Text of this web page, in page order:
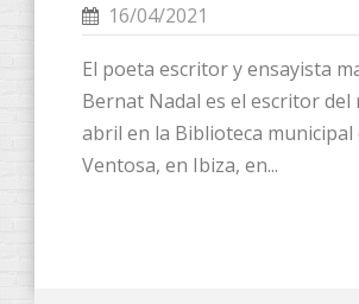
16/04/2021
El poeta escritor y ensayista
Bernat Nadal es el escritor del
abril en la Biblioteca municipal
Ventosa, en Ibiza, en...